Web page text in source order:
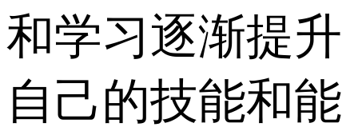
和学习逐渐提升
自己的技能和能